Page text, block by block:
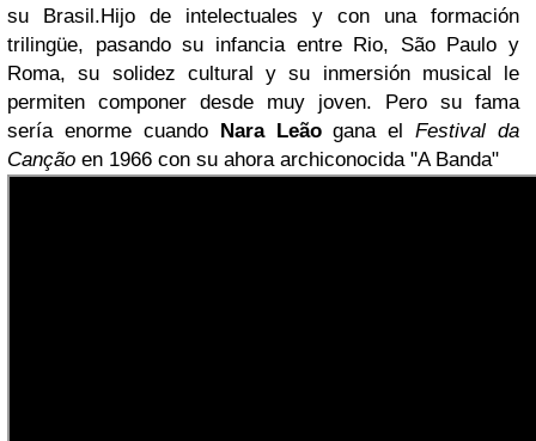
su Brasil.Hijo de intelectuales y con una formación
trilingüe, pasando su infancia entre Rio, São Paulo y
Roma, su solidez cultural y su inmersión musical le
permiten componer desde muy joven. Pero su fama
sería enorme cuandoNara Leãogana elFestival da
Canção en 1966 con su ahora archiconocida "A Banda"